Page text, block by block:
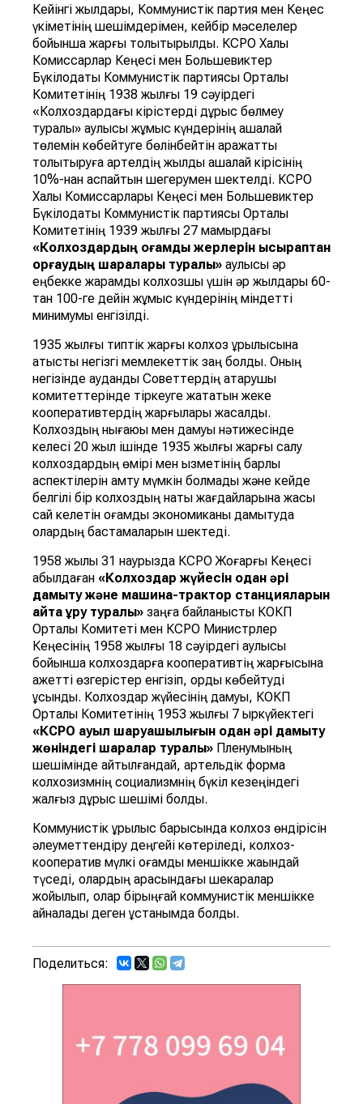
Кейінгі жылдары, Коммунистік партия мен Кеңес
үкіметінің шешімдерімен, кейбір мәселелер
бойынша жарғы толықтырылды. КСРО Халық
Комиссарлар Кеңесі мен Большевиктер
Бүкілодақтық Коммунистік партиясы Орталық
Комитетінің 1938 жылғы 19 сәуірдегі
«Колхоздардағы кірістерді дұрыс бөлмеу
туралы» қаулысы жұмыс күндерінің ақшалай
төлемін көбейтуге бөлінбейтін қаражатты
толықтыруға артелдің жылдық ақшалай кірісінің
10%-нан аспайтын шегерумен шектелді. КСРО
Халық Комиссарлары Кеңесі мен Большевиктер
Бүкілодақтық Коммунистік партиясы Орталық
Комитетінің 1939 жылғы 27 мамырдағы
«Колхоздардың қ оғамды жерлерін ысыраптан
орғаудың шаралары туралы» қаулысы әр
еңбекке жарамды колхозшы үшін әр жылдары 60-
тан 100-ге дейін жұмыс күндерінің міндетті
минимумы енгізілді.
1935 жылғы типтік жарғы колхоз құрылысына
қатысты негізгі мемлекеттік заң болды. Оның
негізінде аудандық Советтердің атқарушы
комитеттерінде тіркеуге жататын жеке
кооперативтердің жарғылары жасалды.
Колхоздың нығаюы мен дамуы нәтижесінде
келесі 20 жыл ішінде 1935 жылғы жарғы салу
колхоздардың өмірі мен қызметінің барлық
аспектілерін қамту мүмкін болмады және кейде
белгілі бір колхоздың нақты жағдайларына жақсы
сай келетін қоғамдық экономиканы дамытуда
олардың бастамаларын шектеді.
1958 жылы 31 наурызда КСРО Жоғарғы Кеңесі
қабылдаған «Колхоздар жүйесін одан әрі
дамыту және машина-трактор станцияларын
айтақұру туралы» заңға байланысты КОКП
Орталық Комитеті мен КСРО Министрлер
Кеңесінің 1958 жылғы 18 сәуірдегі қаулысы
бойынша колхоздарға кооперативтің жарғысына
қажетті өзгерістер енгізіп, қорды көбейтуді
ұсынды. Колхоздар жүйесінің дамуы, КОКП
Орталық Комитетінің 1953 жылғы 7 қыркүйектегі
«КСРО ауыл шаруашылығын одан әрі дамыту
жөніндегі шаралар туралы» Пленумының
шешімінде айтылғандай, артельдік форма
колхозизмнің социализмнің бүкіл кезеңіндегі
жалғыз дұрыс шешімі болды.
Коммунистік құрылыс барысында колхоз өндірісін
әлеуметтендіру деңгейі көтеріледі, колхоз-
кооператив мүлкі қоғамдық меншікке жақындай
түседі, олардың арасындағы шекаралар
жойылып, олар бірыңғай коммунистік меншікке
айналады деген ұстанымда болды.
Поделиться: